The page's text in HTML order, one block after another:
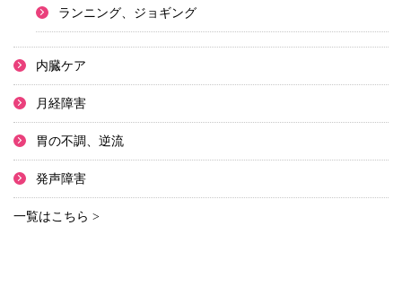
ランニング、ジョギング
内臓ケア
月経障害
胃の不調、逆流
発声障害
一覧はこちら >